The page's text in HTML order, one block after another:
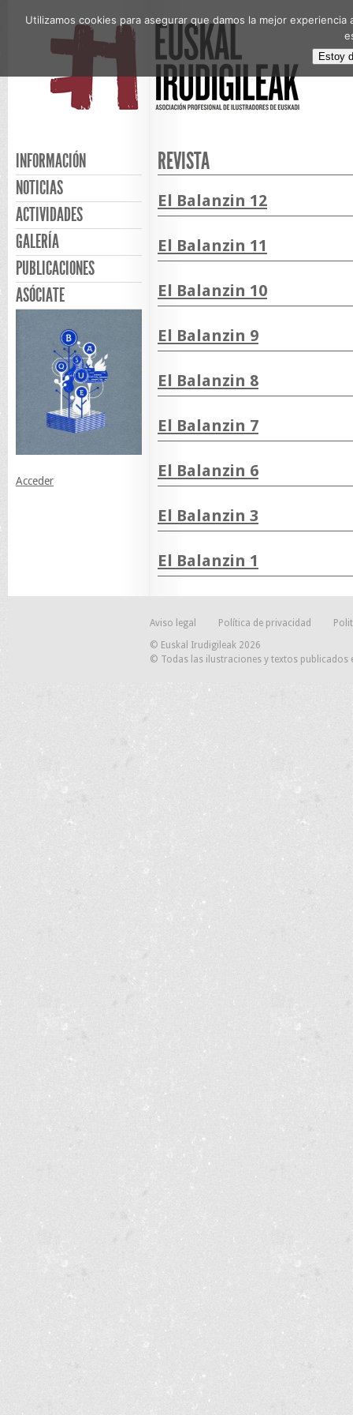
INFORMACIÓN
NOTICIAS
ACTIVIDADES
GALERÍA
PUBLICACIONES
ASÓCIATE
Acceder
REVISTA
El Balanzin 12
El Balanzin 11
El Balanzin 10
El Balanzin 9
El Balanzin 8
El Balanzin 7
El Balanzin 6
El Balanzin 3
El Balanzin 1
Aviso legal Política de privacidad
© Euskal Irudigileak 2026
© Todas las ilustraciones y textos publicados
Utilizamos cookies para asegurar que damos la mejor
Estoy